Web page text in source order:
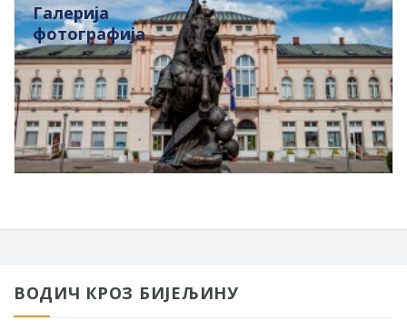
Галерија
фотографија
ВОДИЧ КРОЗ БИЈЕЉИНУ